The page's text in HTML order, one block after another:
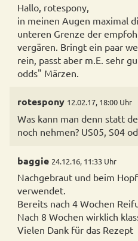
Hallo, rotespony,
in meinen Augen maximal
unteren Grenze der
vergären. Bringt ein paar
rein, passt aber m.E. sehr
odds" Märzen.
rotespony 12.02.17, 18:00 Uhr
Was kann man denn statt
noch nehmen? US05, S04
baggie 24.12.16, 11:33 Uhr
Nachgebraut und beim
verwendet.
Bereits nach 4 Wochen
Nach 8 Wochen wirklich
Vielen Dank für das Rezept